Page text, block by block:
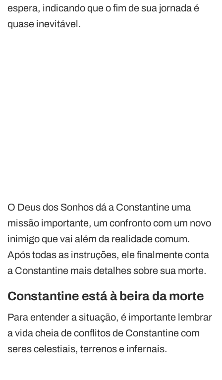
espera, indicando que o fim de sua jornada é
quase inevitável.
O Deus dos Sonhos dá a Constantine uma
missão importante, um confronto com um novo
inimigo que vai além da realidade comum.
Após todas as instruções, ele finalmente conta
a Constantine mais detalhes sobre sua morte.
Constantine está à beira da morte
Para entender a situação, é importante lembrar
a vida cheia de conflitos de Constantine com
seres celestiais, terrenos e infernais.